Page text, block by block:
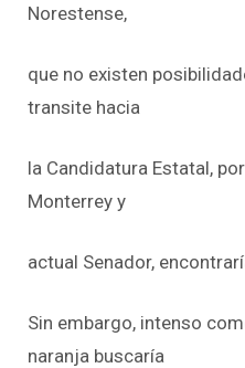
Norestense,
que no existen
transite hacia
la Candidatura Estatal,
Monterrey y
actual Senador,
Sin embargo, intenso
naranja buscaría